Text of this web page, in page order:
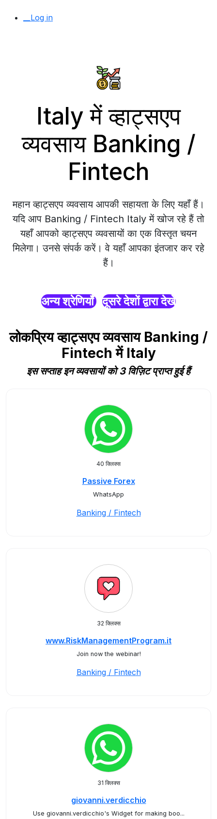
__Log in
Italy में व्हाट्सएप
व्यवसाय Banking /
Fintech
महान व्हाट्सएप व्यवसाय आपकी सहायता के लिए यहाँ हैं।
यदि आप Banking / Fintech Italy में खोज रहे हैं तो
यहाँ आपको व्हाट्सएप व्यवसायों का एक विस्तृत चयन
मिलेगा। उनसे संपर्क करें। वे यहाँ आपका इंतजार कर रहे
हैं।
अन्य श्रेणियाँ दूसरे देशों द्वारा देखें
लोकप्रिय व्हाट्सएप व्यवसाय Banking /
Fintech में Italy
इस सप्ताह इन व्यवसायों को 3 विज़िट प्राप्त हुई हैं
40 क्लिक्स
Passive Forex
WhatsApp
Banking / Fintech
32 क्लिक्स
www.RiskManagementProgram.it
Join now the webinar!
Banking / Fintech
31 क्लिक्स
giovanni.verdicchio
Use giovanni.verdicchio's Widget for making boo...